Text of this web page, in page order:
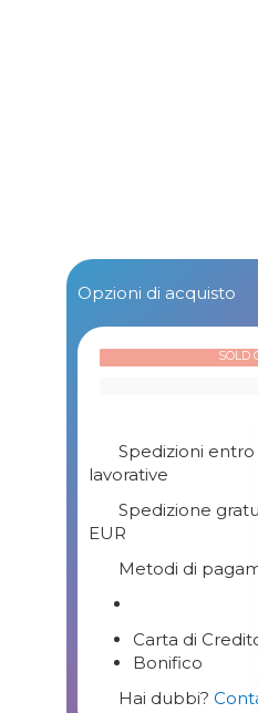
Opzioni di acquisto
Spedizioni
lavorative
Spedizione
EUR
Metodi di
Carta di
Bonifico
Hai dubbi?
SOLD